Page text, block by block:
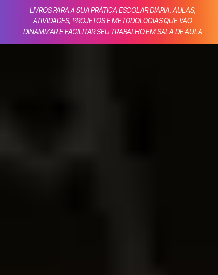
LIVROS PARA A SUA PRÁTICA ESCOLAR DIÁRIA. AULAS,
ATIVIDADES, PROJETOS E METODOLOGIAS QUE VÃO
DINAMIZAR E FACILITAR SEU TRABALHO EM SALA DE AULA